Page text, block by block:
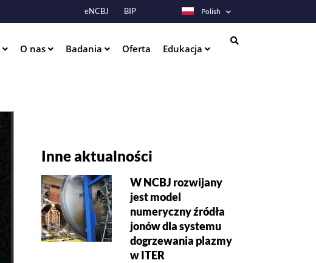
eNCBJ BIP Polish
O nas Badania Oferta Edukacja
Inne aktualności
W NCBJ rozwijany
jest model
numeryczny źródła
jonów dla systemu
dogrzewania plazmy
w ITER